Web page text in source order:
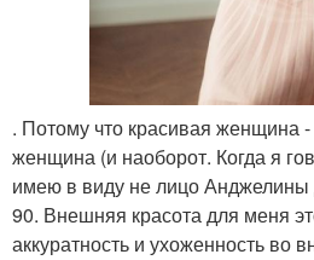
. Потому что красивая женщина -
женщина (и наоборот. Когда я
имею в виду не лицо
90. Внешняя красота для меня
аккуратность и ухоженность во